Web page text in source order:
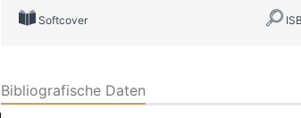
Softcover
Bibliografische Daten